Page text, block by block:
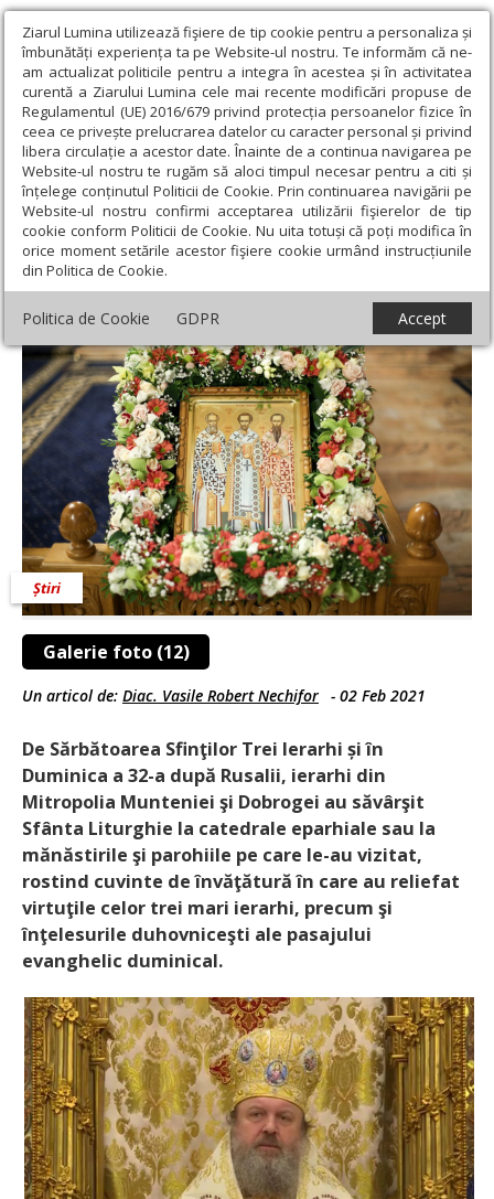
Ziarul Lumina utilizează fişiere de tip cookie pentru a personaliza și
îmbunătăți experiența ta pe Website-ul nostru. Te informăm că ne-
am actualizat politicile pentru a integra în acestea și în activitatea
curentă a Ziarului Lumina cele mai recente modificări propuse de
Regulamentul (UE) 2016/679 privind protecția persoanelor fizice în
ceea ce privește prelucrarea datelor cu caracter personal și privind
libera circulație a acestor date. Înainte de a continua navigarea pe
Website-ul nostru te rugăm să aloci timpul necesar pentru a citi și
înțelege conținutul Politicii de Cookie. Prin continuarea navigării pe
Website-ul nostru confirmi acceptarea utilizării fişierelor de tip
cookie conform Politicii de Cookie. Nu uita totuși că poți modifica în
orice moment setările acestor fişiere cookie urmând instrucțiunile
din Politica de Cookie.
Politica de Cookie GDPR Accept
Ziarul Lumina › Actualitate religioasă › Știri › Slujiri arhiereşti în
Mitropolia Munteniei şi Dobrogei
Slujiri arhiereşti în Mitropolia Munteniei şi
Dobrogei
Galerie foto (12)
Știri
Un articol de: Diac. Vasile Robert Nechifor - 02 Feb 2021
De Sărbătoarea Sfinţilor Trei Ierarhi și în
Duminica a 32-a după Rusalii, ierarhi din
Mitropolia Munteniei şi Dobrogei au săvârşit
Sfânta Liturghie la catedrale eparhiale sau la
mănăstirile şi parohiile pe care le-au vizitat,
rostind cuvinte de învăţătură în care au reliefat
virtuţile celor trei mari ierarhi, precum şi
înţelesurile duhovniceşti ale pasajului
evanghelic duminical.